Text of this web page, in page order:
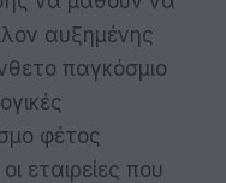
αυξημένης
παγκόσμιο
φέτος
εταιρείες που